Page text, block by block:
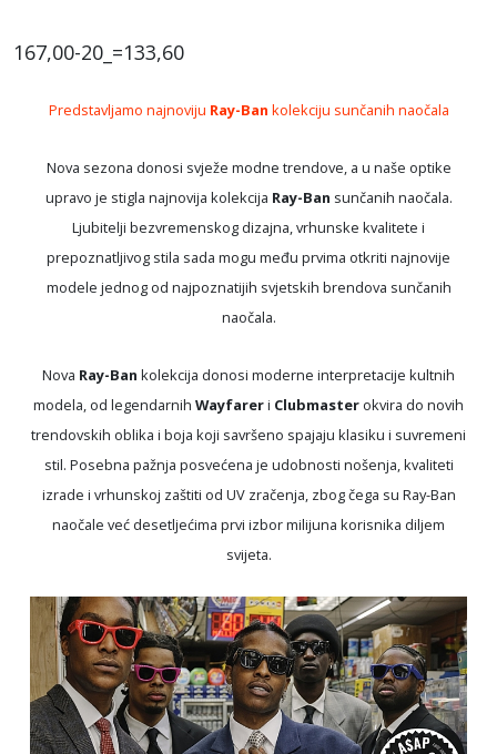
167,00-20_=133,60
Predstavljamo najnoviju Ray-Ban kolekciju sunčanih naočala
Nova sezona donosi svježe modne trendove, a u naše optike
upravo je stigla najnovija kolekcija Ray-Ban sunčanih naočala.
Ljubitelji bezvremenskog dizajna, vrhunske kvalitete i
prepoznatljivog stila sada mogu među prvima otkriti najnovije
modele jednog od najpoznatijih svjetskih brendova sunčanih
naočala.
Nova Ray-Ban kolekcija donosi moderne interpretacije kultnih
modela, od legendarnih Wayfareri Clubmaster okvira do novih
trendovskih oblika i boja koji savršeno spajaju klasiku i suvremeni
stil. Posebna pažnja posvećena je udobnosti nošenja, kvaliteti
izrade i vrhunskoj zaštiti od UV zračenja, zbog čega su Ray-Ban
naočale već desetljećima prvi izbor milijuna korisnika diljem
svijeta.